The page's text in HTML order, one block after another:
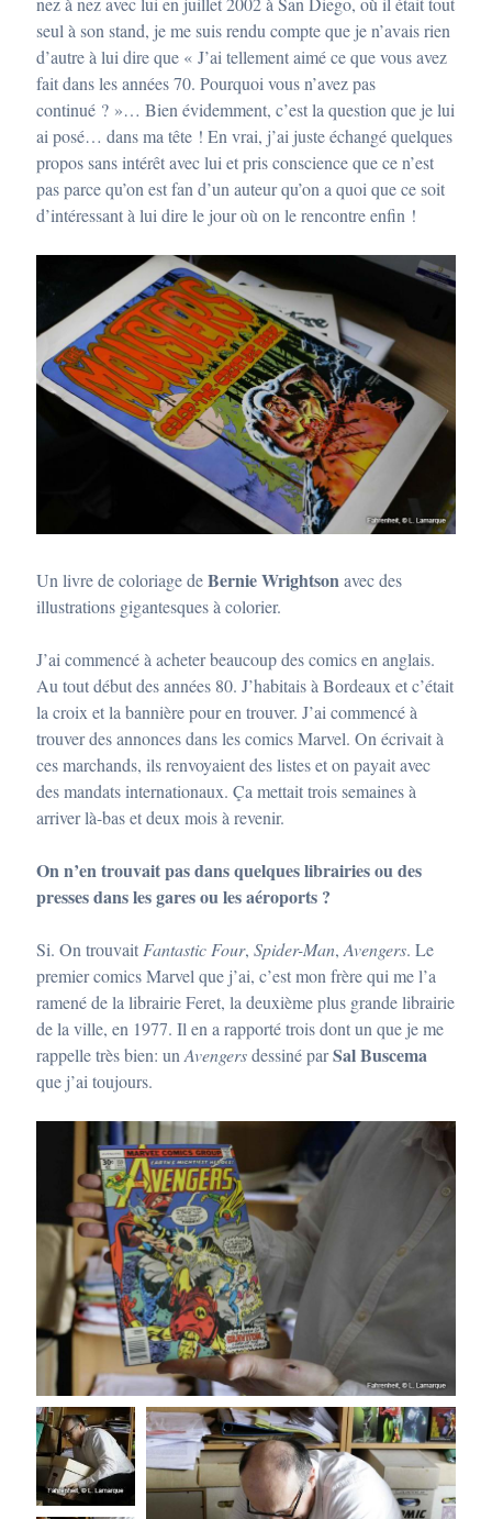
seul à son stand, je me suis rendu compte que je n’avais rien
d’autre à lui dire que « J’ai tellement aimé ce que vous avez
fait dans les années 70. Pourquoi vous n’avez pas
continué ? »… Bien évidemment, c’est la question que je lui
ai posé… dans ma tête ! En vrai, j’ai juste échangé quelques
propos sans intérêt avec lui et pris conscience que ce n’est
pas parce qu’on est fan d’un auteur qu’on a quoi que ce soit
d’intéressant à lui dire le jour où on le rencontre enfin !
Un livre de coloriage deBernie Wrightsonavec des
illustrations gigantesques à colorier.
J’ai commencé à acheter beaucoup des comics en anglais.
Au tout début des années 80. J’habitais à Bordeaux et c’était
la croix et la bannière pour en trouver. J’ai commencé à
trouver des annonces dans les comics Marvel. On écrivait à
ces marchands, ils renvoyaient des listes et on payait avec
des mandats internationaux. Ça mettait trois semaines à
arriver là-bas et deux mois à revenir.
On n’en trouvait pas dans quelques librairies ou des
presses dans les gares ou les aéroports ?
Si. On trouvaitFantastic Four, Spider-Man,Avengers. Le
premier comics Marvel que j’ai, c’est mon frère qui me l’a
ramené de la librairie Feret, la deuxième plus grande librairie
de la ville, en 1977. Il en a rapporté trois dont un que je me
rappelle très bien: unAvengersdessiné parSal Buscema
que j’ai toujours.